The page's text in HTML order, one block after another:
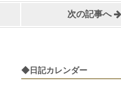
次の記事へ
◆日記カレンダー